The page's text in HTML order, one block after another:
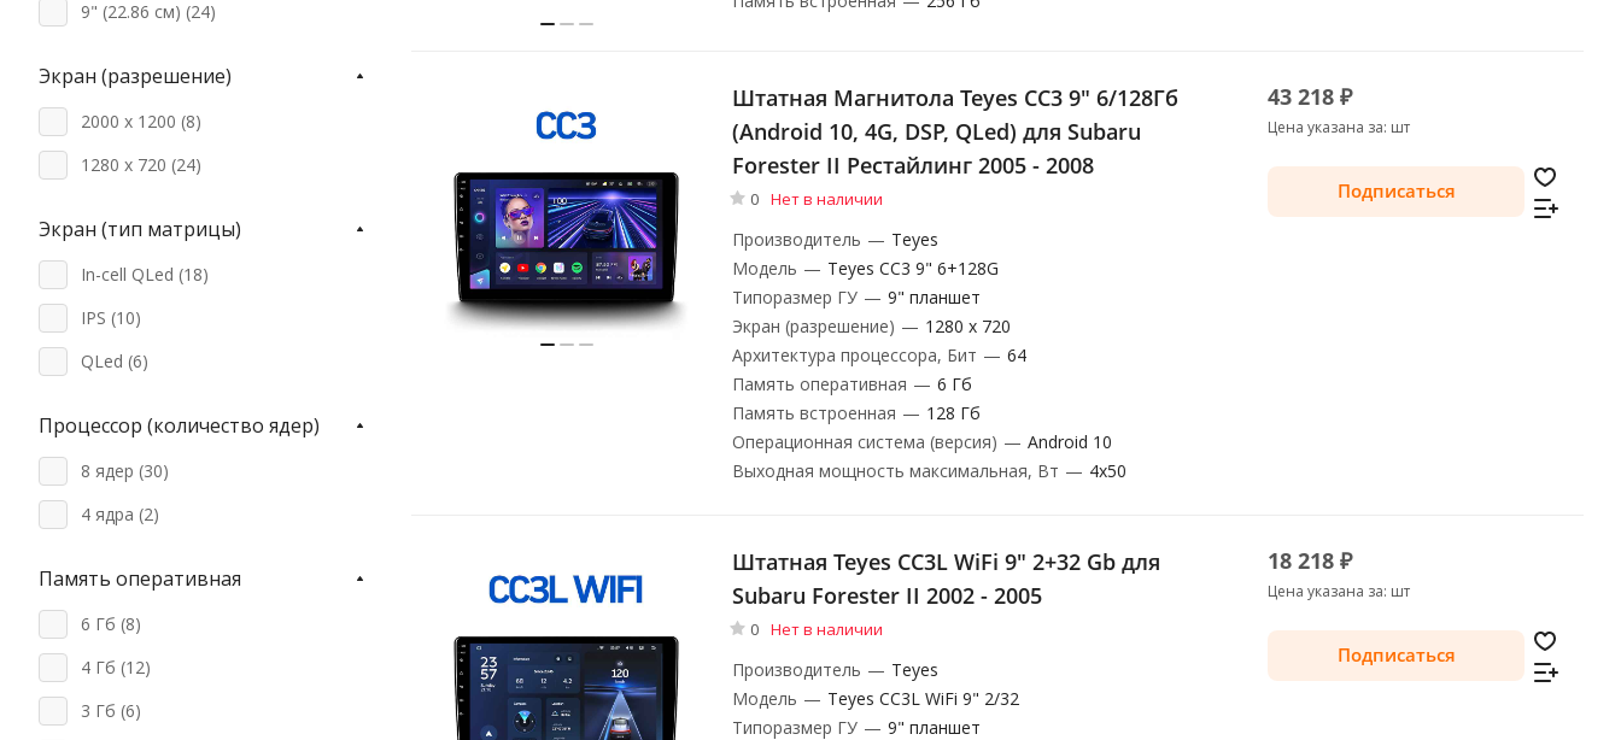
Штатная Магнитола Teyes CC3 9" 6/128Гб
(Android 10, 4G, DSP, QLed) для Subaru
Forester II Рестайлинг 2005 - 2008
0 Нет в наличии
Производитель — Teyes
Модель — Teyes CC3 9" 6+128G
Типоразмер ГУ — 9" планшет
Экран (разрешение) — 1280 х 720
Архитектура процессора, Бит — 64
Память оперативная — 6 Гб
Память встроенная — 128 Гб
Операционная система (версия) — Android 10
Выходная мощность максимальная, Вт — 4x50
43 218 ₽
Цена указана за: шт
Подписаться
Штатная Teyes CC3L WiFi 9" 2+32 Gb для
Subaru Forester II 2002 - 2005
0 Нет в наличии
Производитель — Teyes
Модель — Teyes CC3L WiFi 9" 2/32
Типоразмер ГУ — 9" планшет
18 218 ₽
Цена указана за: шт
Подписаться
9" (22.86 см) (24)
Экран (разрешение)
2000 x 1200 (8)
1280 х 720 (24)
Экран (тип матрицы)
In-cell QLed (18)
IPS (10)
QLed (6)
Процессор (количество ядер)
8 ядер (30)
4 ядра (2)
Память оперативная
6 Гб (8)
4 Гб (12)
3 Гб (6)